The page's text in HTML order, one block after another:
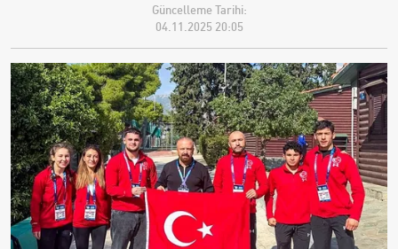
Güncelleme Tarihi:
04.11.2025 20:05